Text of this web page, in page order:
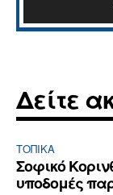
Δείτε
ΤΟΠΙΚΑ
Σοφικό
υποδομές